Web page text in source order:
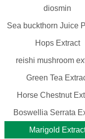
diosmin
Sea buckthorn Juice
Hops Extract
reishi mushroom
Green Tea
Horse Chestnut
Boswellia Serrata
Marigold